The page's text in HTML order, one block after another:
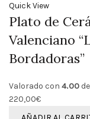
Quick View
Plato de
Valenciano
Bordadoras”
Valorado con 4.00
220,00€